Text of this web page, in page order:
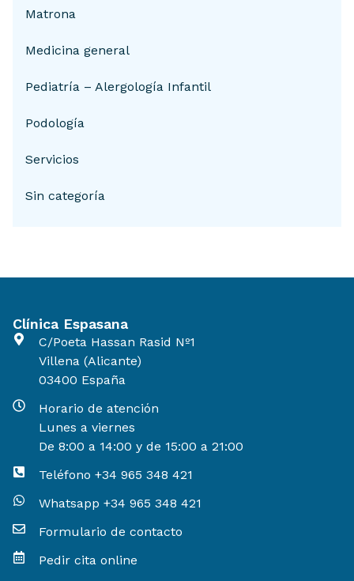
Matrona
Medicina general
Pediatría – Alergología Infantil
Podología
Servicios
Sin categoría
Clínica Espasana
C/Poeta Hassan Rasid Nº1
Villena (Alicante)
03400 España
Horario de atención
Lunes a viernes
De 8:00 a 14:00 y de 15:00 a 21:00
Teléfono +34 965 348 421
Whatsapp +34 965 348 421
Formulario de contacto
Pedir cita online